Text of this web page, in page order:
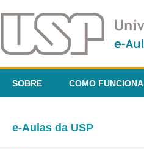
SOBRE COMO FUNCIONA
e-Aulas da USP